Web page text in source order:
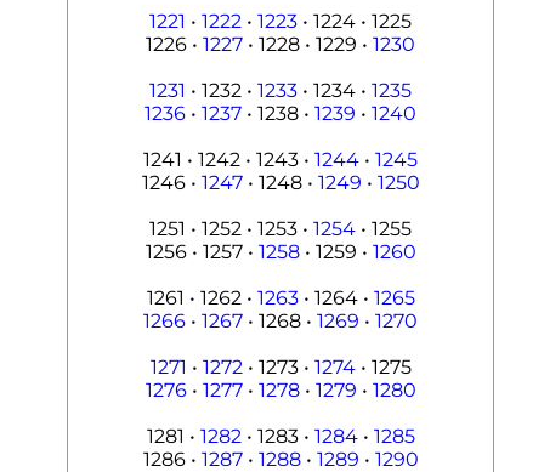
1221 •1222 •1223 • 1224 • 1225
1226 •1227 • 1228 • 1229 •1230
1231 • 1232 •1233 • 1234 •1235
1236 •1237 • 1238 •1239 •1240
1241 • 1242 • 1243 •1244 •1245
1246 • 1247• 1248 • 1249 • 1250
1251 • 1252 • 1253 •1254 • 1255
1256 • 1257 • 1258• 1259 • 1260
1261 • 1262 • 1263• 1264 • 1265
1266 •1267 • 1268 •1269 •1270
1271 • 1272 • 1273 • 1274• 1275
1276• 1277• 1278• 1279 • 1280
1281 • 1282 • 1283 • 1284• 1285
1286 • 1287• 1288• 1289 • 1290